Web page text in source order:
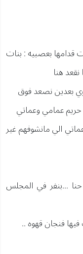
قدامها بعصبيه : بنات
هنا
بعدين نصعد فوق
حريم عمامي وعماتي
الي مانشوفهم غير
...بنفر في المجلس
فنجان قهوه ..